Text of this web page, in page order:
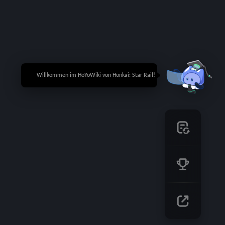
🎉 Willkommen im HoYoWiki von Honkai: Star Rail!